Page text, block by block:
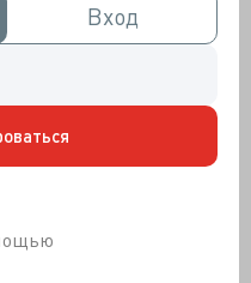
Вход
Вход
гормонального
2018
Многоцентровое
На сегодняшний
проект за всю
себе в